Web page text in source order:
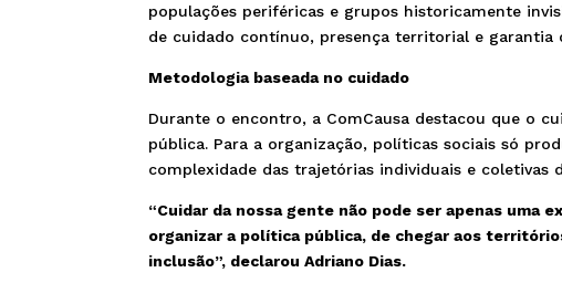
populações periféricas e grupos historicamente
de cuidado contínuo, presença territorial e garantia
Metodologia baseada no cuidado
Durante o encontro, a ComCausa destacou que o
pública. Para a organização, políticas sociais só
complexidade das trajetórias individuais e coletivas
“Cuidar da nossa gente não pode ser apenas uma
organizar a política pública, de chegar aos
inclusão”, declarou Adriano Dias.